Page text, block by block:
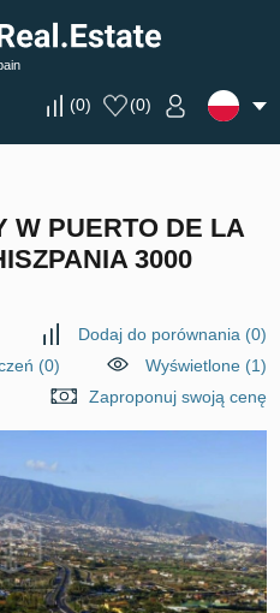
(0) (0)
W PUERTO DE LA
3000
Dodaj do porównania (0)
(0)
Wyświetlone (1)
Zaproponuj swoją cenę